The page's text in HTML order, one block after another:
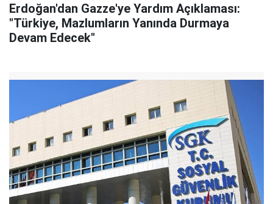
Erdoğan'dan Gazze'ye Yardım Açıklaması:
"Türkiye, Mazlumların Yanında Durmaya
Devam Edecek"